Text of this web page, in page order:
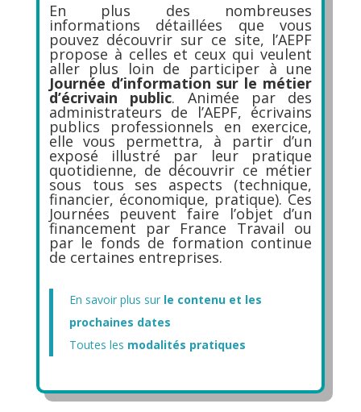
En plus des nombreuses
informations détaillées que vous
pouvez découvrir sur ce site, l’AEPF
propose à celles et ceux qui veulent
aller plus loin de participer à une
Journée d’information sur le métier
d’écrivain public. Animée par des
administrateurs de l’AEPF, écrivains
publics professionnels en exercice,
elle vous permettra, à partir d’un
exposé illustré par leur pratique
quotidienne, de découvrir ce métier
sous tous ses aspects (technique,
financier, économique, pratique). Ces
Journées peuvent faire l’objet d’un
financement par France Travail ou
par le fonds de formation continue
de certaines entreprises.
En savoir plus sur le contenu et les
prochaines dates
Toutes les modalités pratiques